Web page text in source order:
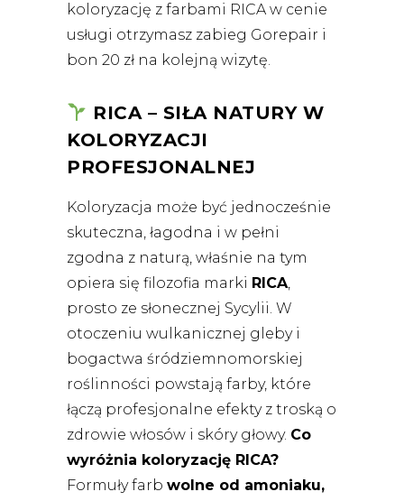
koloryzację z farbami RICA w cenie
usługi otrzymasz zabieg Gorepair i
bon 20 zł na kolejną wizytę.
RICA – SIŁA NATURY W
KOLORYZACJI
PROFESJONALNEJ
Koloryzacja może być jednocześnie
skuteczna, łagodna i w pełni
zgodna z naturą, właśnie na tym
opiera się filozofia marki RICA,
prosto ze słonecznej Sycylii. W
otoczeniu wulkanicznej gleby i
bogactwa śródziemnomorskiej
roślinności powstają farby, które
łączą profesjonalne efekty z troską o
zdrowie włosów i skóry głowy. Co
wyróżnia koloryzację RICA?
Formuły farb wolne od amoniaku,